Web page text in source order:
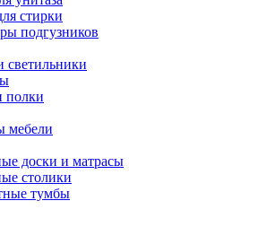
стирки
подгузников
полки
мебели
доски и матрасы
столики
тумбы